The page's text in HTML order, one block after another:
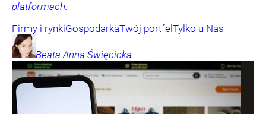
platformach.
Firmy i rynkiGospodarkaTwój portfel Tylko u Nas
Beata Anna Święcicka